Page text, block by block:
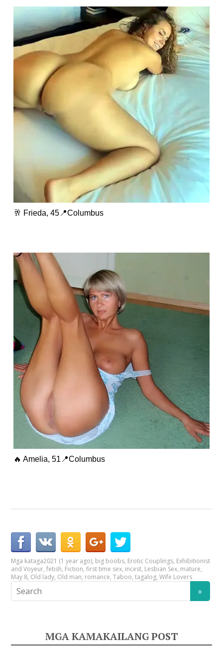
🥂 Frieda, 45📍Columbus
🔥 Amelia, 51📍Columbus
Mga kataga2021 (1 year ago), big boobs, Erotic Couplings, Exhibitionist
and Voyeur,fetish, Fiction,first time sex, incest, Lesbian Sex, mature,
May 8, Old lady, Old man, romance,Taboo,tagalog,Wife Lovers
MGA KAMAKAILANG POST